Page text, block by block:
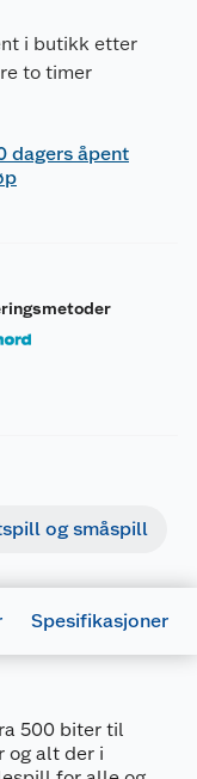
i butikk etter
to timer
dagers åpent
og småspill
Spesifikasjoner
500 biter til
og alt der i